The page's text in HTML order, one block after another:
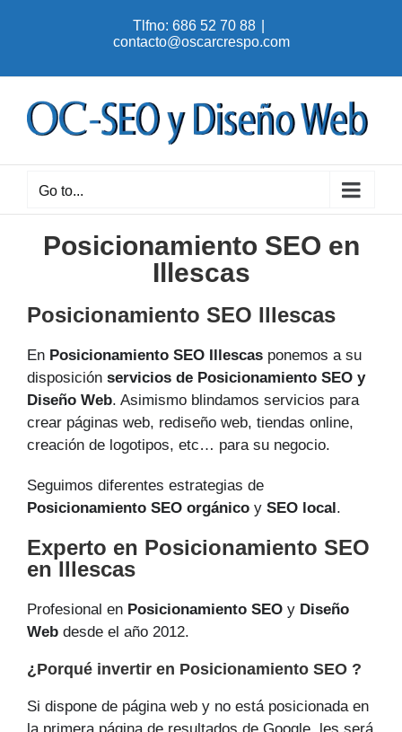
Tlfno: 686 52 70 88
contacto@oscarcrespo.com
Go to...
Posicionamiento SEO en
Illescas
Posicionamiento SEO Illescas
En Posicionamiento SEO Illescas ponemos a su
disposición servicios de Posicionamiento SEO y
Diseño Web. Asimismo blindamos servicios para
crear páginas web, rediseño web, tiendas online,
creación de logotipos, etc… para su negocio.
Seguimos diferentes estrategias de
Posicionamiento SEO orgánico y SEO local .
Experto en Posicionamiento SEO
en Illescas
Profesional en Posicionamiento SEO y Diseño
Web desde el año 2012.
¿Porqué invertir en Posicionamiento SEO ?
Si dispone de página web y no está posicionada en